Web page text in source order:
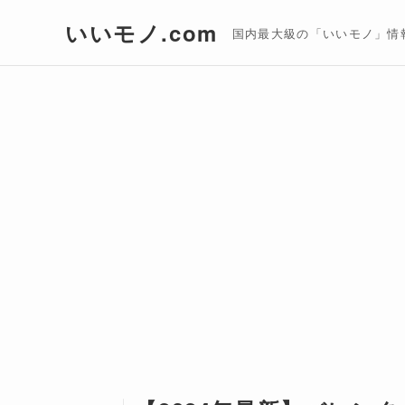
いいモノ.com 国内最大級の「いいモノ」情